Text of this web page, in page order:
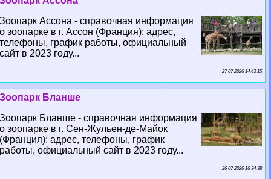
Зоопарк Ассона - справочная информация
о зоопарке в г. Ассон (Франция): адрес,
телефоны, график работы, официальный
сайт в 2023 году...
27 07 2026 14:43:15
Зоопарк Бланше
Зоопарк Бланше - справочная информация
о зоопарке в г. Сен-Жульен-де-Майок
(Франция): адрес, телефоны, график
работы, официальный сайт в 2023 году...
26 07 2026 16:34:38